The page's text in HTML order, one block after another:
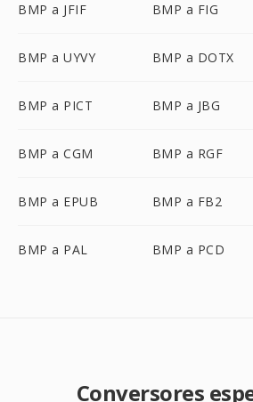
BMP a JFIF BMP a FIG
BMP a UYVY BMP a DOTX
BMP a PICT BMP a JBG
BMP a CGM BMP a RGF
BMP a EPUB BMP a FB2
BMP a PAL BMP a PCD
Conversores